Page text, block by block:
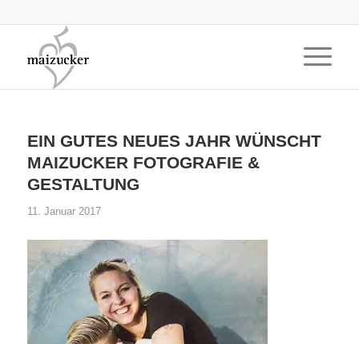
EIN GUTES NEUES JAHR WÜNSCHT
MAIZUCKER FOTOGRAFIE &
GESTALTUNG
11. Januar 2017